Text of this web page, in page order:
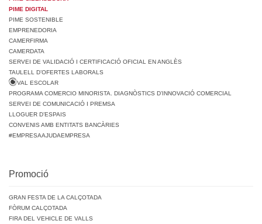
PIME DIGITAL
PIME SOSTENIBLE
EMPRENEDORIA
CAMERFIRMA
CAMERDATA
SERVEI DE VALIDACIÓ I CERTIFICACIÓ OFICIAL EN ANGLÈS
TAULELL D’OFERTES LABORALS
VAL ESCOLAR
PROGRAMA COMERCIO MINORISTA. DIAGNÒSTICS D’INNOVACIÓ COMERCIAL
SERVEI DE COMUNICACIÓ I PREMSA
LLOGUER D’ESPAIS
CONVENIS AMB ENTITATS BANCÀRIES
#EMPRESAAJUDAEMPRESA
Promoció
GRAN FESTA DE LA CALÇOTADA
FÒRUM CALÇOTADA
FIRA DEL VEHICLE DE VALLS